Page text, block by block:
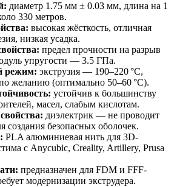
диаметр 1.75 мм ± 0.03 мм, длина на 1
330 метров.
высокая жёсткость, отличная
низкая усадка.
предел прочности на разрыв
упругости — 3.5 ГПа.
режим: экструзия — 190–220 °C,
желанию (оптимально 50–60 °C).
устойчив к большинству
масел, слабым кислотам.
диэлектрик — не проводит
создания безопасных оболочек.
PLA алюминиевая нить для 3D-
с Anycubic, Creality, Artillery, Prusa
предназначен для FDM и FFF-
модернизации экструдера.